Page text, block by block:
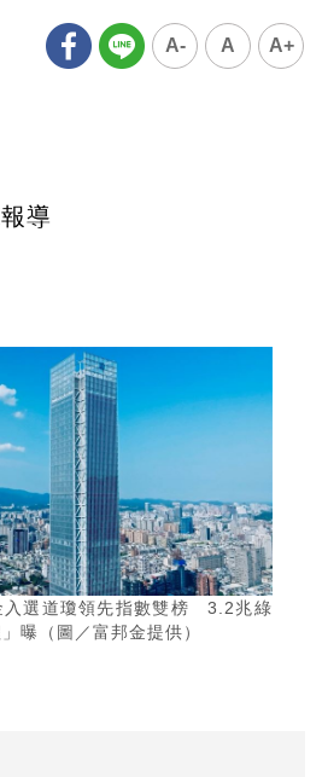
A- A A+
導
入選道瓊領先指數雙榜 3.2兆綠
曝（圖／富邦金提供）